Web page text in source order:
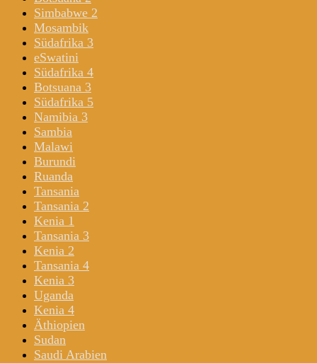
Simbabwe 2
Mosambik
Südafrika 3
eSwatini
Südafrika 4
Botsuana 3
Südafrika 5
Namibia 3
Sambia
Malawi
Burundi
Ruanda
Tansania
Tansania 2
Kenia 1
Tansania 3
Kenia 2
Tansania 4
Kenia 3
Uganda
Kenia 4
Äthiopien
Sudan
Saudi Arabien